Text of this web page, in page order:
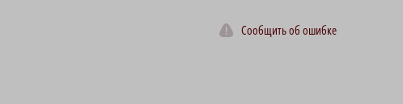
Сообщить об ошибке